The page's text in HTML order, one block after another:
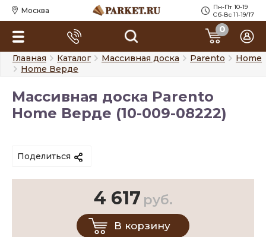
Москва
Пн-Пт 10-19
Сб-Вс 11-19/17
0
Главная Каталог Массивная доска Parento
Home
Home Верде
Массивная доска Parento
Home Верде (10-009-08222)
Поделиться
4 617 руб.
В корзину